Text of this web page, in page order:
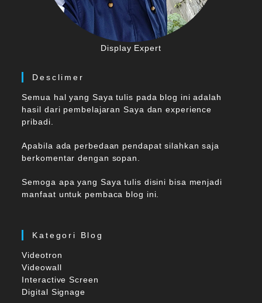
Display Expert
Desclimer
Semua hal yang Saya tulis pada blog ini adalah
hasil dari pembelajaran Saya dan experience
pribadi.
Apabila ada perbedaan pendapat silahkan saja
berkomentar dengan sopan.
Semoga apa yang Saya tulis disini bisa menjadi
manfaat untuk pembaca blog ini.
Kategori Blog
Videotron
Videowall
Interactive Screen
Digital Signage